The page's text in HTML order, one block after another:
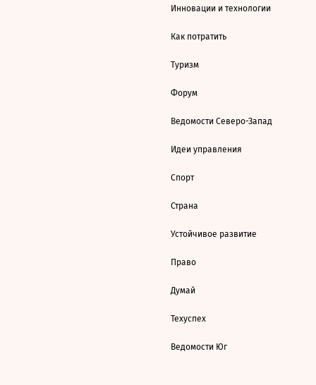
Инновации и технологии
Как потратить
Туризм
Форум
Ведомости Северо-Запад
Идеи управления
Спорт
Страна
Устойчивое развитие
Право
Думай
Техуспех
Ведомости Юг